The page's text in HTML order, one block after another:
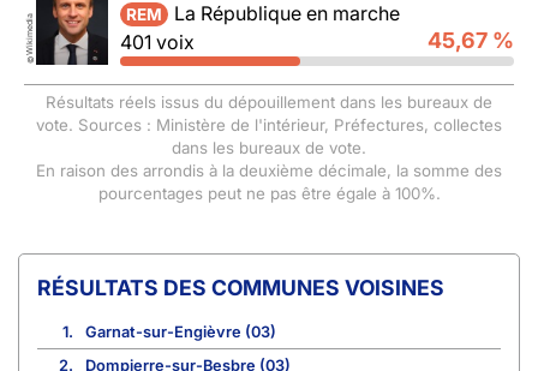
©
Wikimedia REM
La République en marche
401 voix
45,67 %
Résultats réels issus du dépouillement dans les bureaux de
vote. Sources : Ministère de l'intérieur, Préfectures, collectes
dans les bureaux de vote.
En raison des arrondis à la deuxième décimale, la somme des
pourcentages peut ne pas être égale à 100%.
COMMUNES VOISINES
1.
Garnat-sur-Engièvre (03)
2.
Dompierre-sur-Besbre (03)